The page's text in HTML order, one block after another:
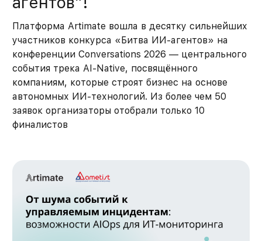
Платформа Artimate вошла в десятку сильнейших
участников конкурса «Битва ИИ-агентов» на
конференции Conversations 2026 — центрального
события трека AI-Native, посвящённого
компаниям, которые строят бизнес на основе
автономных ИИ-технологий. Из более чем 50
заявок организаторы отобрали только 10
финалистов